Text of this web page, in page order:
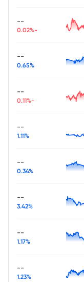
--
-0.02%
--
0.65%
--
-0.11%
--
1.11%
--
0.34%
--
3.42%
--
1.17%
--
1.23%